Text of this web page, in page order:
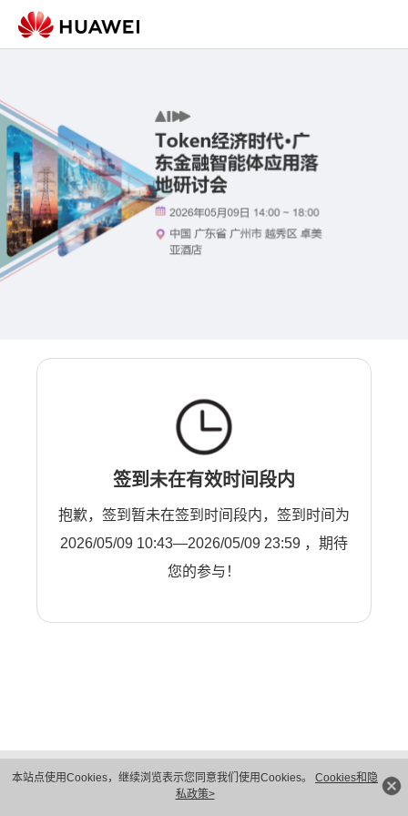
本站点使用Cookies，继续浏览表示您同意我们使用Cookies。 Cookies和隐
私政策>
签到未在有效时间段内
抱歉，签到暂未在签到时间段内，签到时间为
2026/05/09 10:43—2026/05/09 23:59 ，期待
您的参与！
隐私保护
法律声明